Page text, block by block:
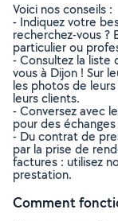
Voici nos conseils :
- Indiquez votre
recherchez-vous
particulier ou
- Consultez la liste
vous à Dijon ! Sur
les photos de
leurs clients.
- Conversez avec
pour des
- Du contrat de
par la prise de
factures : utilisez
prestation.
Comment